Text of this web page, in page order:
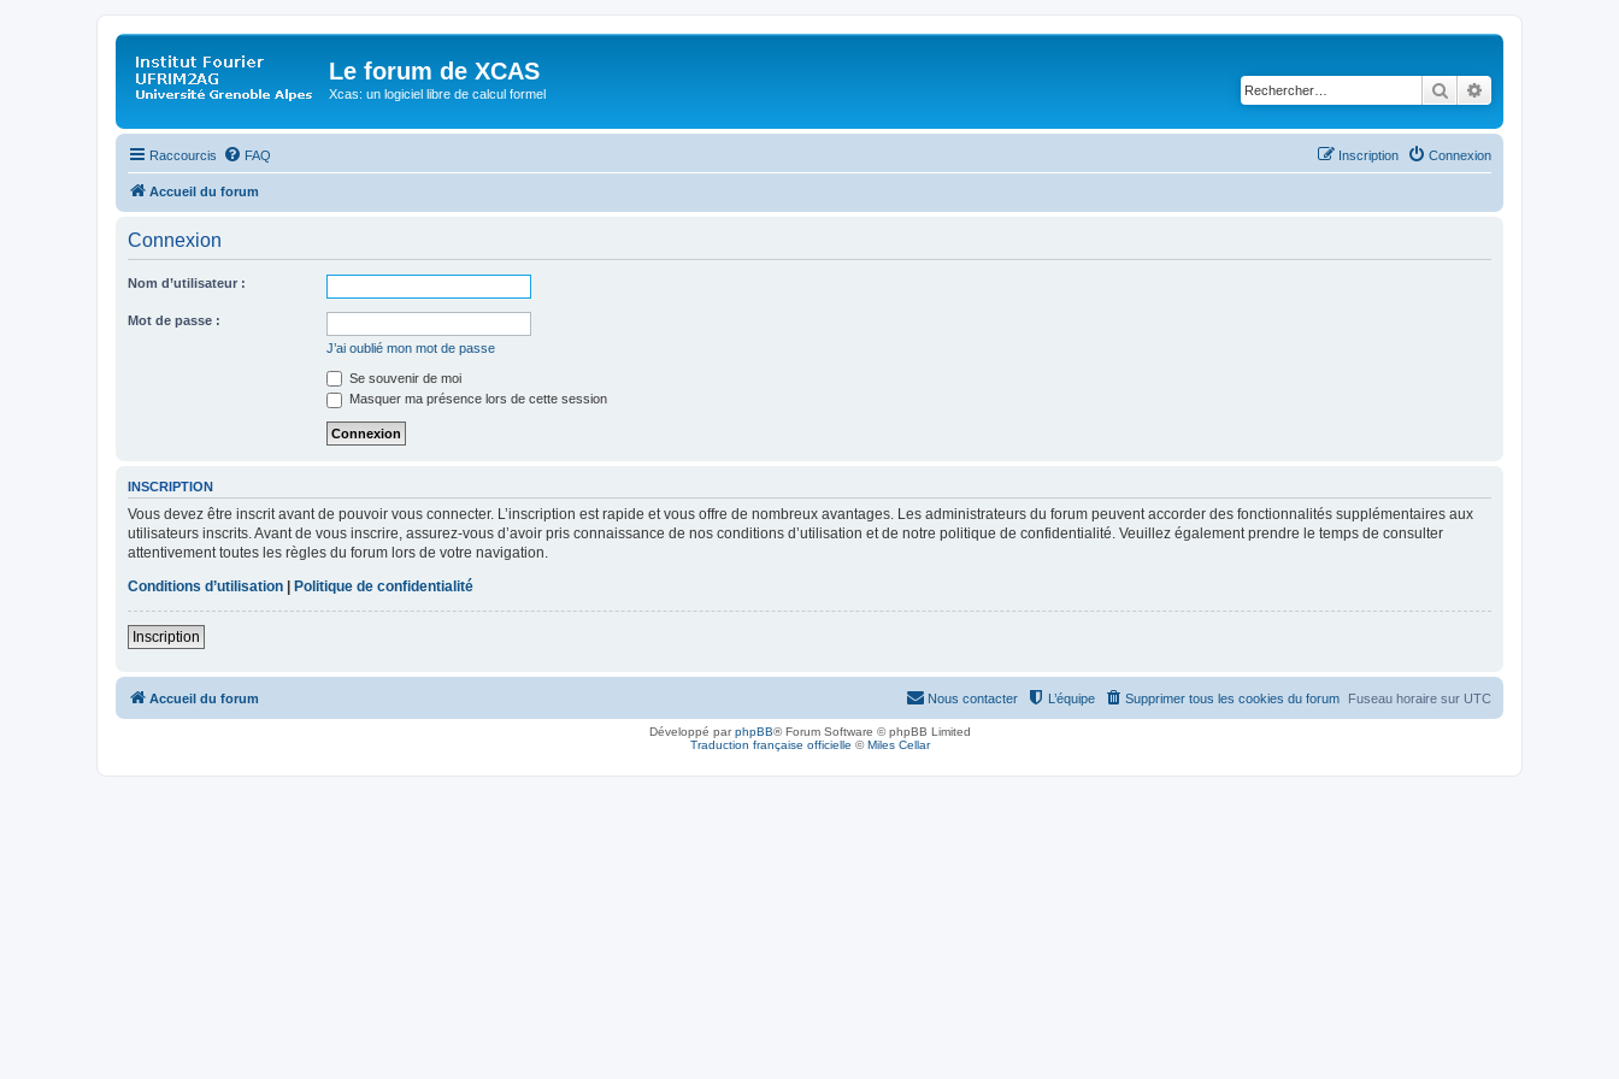
Le forum de XCAS
Xcas: un logiciel libre de calcul formel Rechercher
Raccourcis FAQ Connexion
Inscription
Accueil du forum
Connexion
Nom d’utilisateur :
Mot de passe :
J’ai oublié mon mot de passe
Se souvenir de moi
Masquer ma présence lors de cette session
INSCRIPTION
Vous devez être inscrit avant de pouvoir vous connecter. L’inscription est rapide et vous offre de nombreux avantages. Les administrateurs du forum peuvent accorder des fonctionnalités supplémentaires aux
utilisateurs inscrits. Avant de vous inscrire, assurez-vous d’avoir pris connaissance de nos conditions d’utilisation et de notre politique de confidentialité. Veuillez également prendre le temps de consulter
attentivement toutes les règles du forum lors de votre navigation.
Conditions d’utilisation
Politique de confidentialité
Inscription
Accueil du forum Fuseau horaire sur UTC
Supprimer tous les cookies du forum
L’équipe
Nous contacter
Développé parphpBB® Forum Software © phpBB Limited
Traduction française officielle ©Miles Cellar